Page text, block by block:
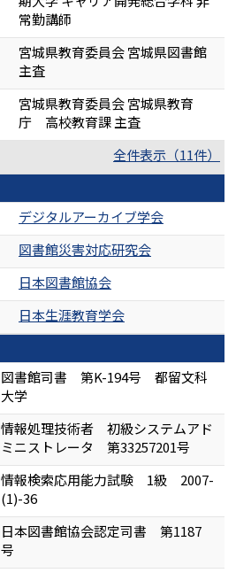
常勤講師
宮城県教育委員会 宮城県図書館
主査
宮城県教育委員会 宮城県教育
庁 高校教育課 主査
全件表示（11件）
デジタルアーカイブ学会
図書館災害対応研究会
日本図書館協会
日本生涯教育学会
図書館司書 第K-194号 都留文科
大学
情報処理技術者 初級システムアド
ミニストレータ 第33257201号
情報検索応用能力試験 1級 2007-
(1)-36
日本図書館協会認定司書 第1187
号